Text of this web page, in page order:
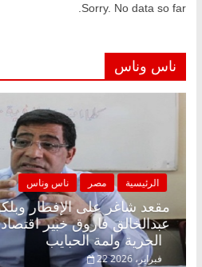
Sorry. No data so far.
ناس وناس
الرئيسية مصر ناس وناس
مقعد شاغر على الإفطار
عبدالخالق فاروق خبير
22 فبراير، 2026